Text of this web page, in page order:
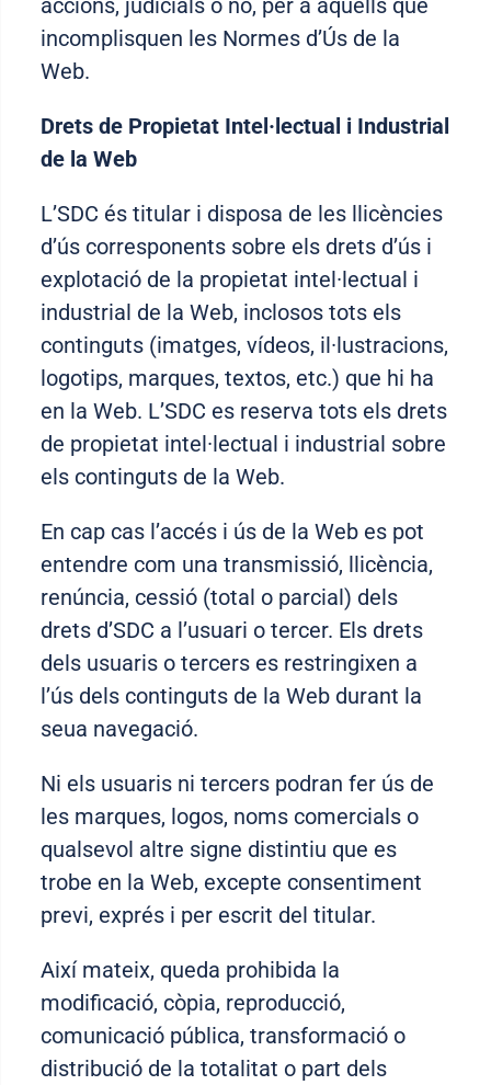
accions, judicials o no, per a aquells que
incomplisquen les Normes d’Ús de la
Web.
Drets de Propietat Intel·lectual i Industrial
de la Web
L’SDC és titular i disposa de les llicències
d’ús corresponents sobre els drets d’ús i
explotació de la propietat intel·lectual i
industrial de la Web, inclosos tots els
continguts (imatges, vídeos, il·lustracions,
logotips, marques, textos, etc.) que hi ha
en la Web. L’SDC es reserva tots els drets
de propietat intel·lectual i industrial sobre
els continguts de la Web.
En cap cas l’accés i ús de la Web es pot
entendre com una transmissió, llicència,
renúncia, cessió (total o parcial) dels
drets d’SDC a l’usuari o tercer. Els drets
dels usuaris o tercers es restringixen a
l’ús dels continguts de la Web durant la
seua navegació.
Ni els usuaris ni tercers podran fer ús de
les marques, logos, noms comercials o
qualsevol altre signe distintiu que es
trobe en la Web, excepte consentiment
previ, exprés i per escrit del titular.
Així mateix, queda prohibida la
modificació, còpia, reproducció,
comunicació pública, transformació o
distribució de la totalitat o part dels